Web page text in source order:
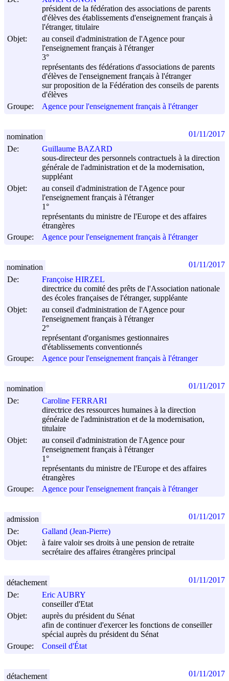
président de la fédération des associations de parents
d'élèves des établissements d'enseignement français à
l'étranger, titulaire
Objet:
au conseil d'administration de l'Agence pour
l'enseignement français à l'étranger
3°
représentants des fédérations d'associations de parents
d'élèves de l'enseignement français à l'étranger
sur proposition de la Fédération des conseils de parents
d'élèves
Groupe:
Agence pour l'enseignement français à l'étranger
De:
Guillaume BAZARD
sous-directeur des personnels contractuels à la direction
générale de l'administration et de la modernisation,
suppléant
Objet:
au conseil d'administration de l'Agence pour
l'enseignement français à l'étranger
1°
représentants du ministre de l'Europe et des affaires
étrangères
Groupe:
Agence pour l'enseignement français à l'étranger
nomination 01/11/2017
De:
Françoise HIRZEL
directrice du comité des prêts de l'Association nationale
des écoles françaises de l'étranger, suppléante
Objet:
au conseil d'administration de l'Agence pour
l'enseignement français à l'étranger
2°
représentant d'organismes gestionnaires
d'établissements conventionnés
Groupe:
Agence pour l'enseignement français à l'étranger
nomination 01/11/2017
De:
Caroline FERRARI
directrice des ressources humaines à la direction
générale de l'administration et de la modernisation,
titulaire
Objet:
au conseil d'administration de l'Agence pour
l'enseignement français à l'étranger
1°
représentants du ministre de l'Europe et des affaires
étrangères
Groupe:
Agence pour l'enseignement français à l'étranger
nomination 01/11/2017
De:
Galland (Jean-Pierre)
Objet:
à faire valoir ses droits à une pension de retraite
secrétaire des affaires étrangères principal
admission 01/11/2017
De:
Eric AUBRY
conseiller d'Etat
Objet:
auprès du président du Sénat
afin de continuer d'exercer les fonctions de conseiller
spécial auprès du président du Sénat
Groupe:
Conseil d'État
détachement 01/11/2017
détachement 01/11/2017